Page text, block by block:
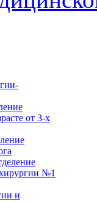
от 3-х
№1
и